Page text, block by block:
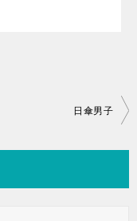
日傘男子